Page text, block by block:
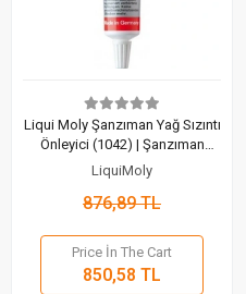
Liqui Moly Şanzıman Yağ Sızıntı
Önleyici (1042) | Şanzıman
Kaçaklarına Kesin Çözüm (50
LiquiMoly
876,89 TL
Price İn The Cart
850,58 TL